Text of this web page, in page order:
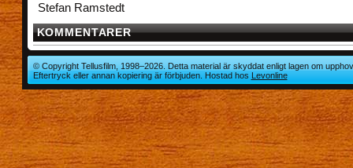
Stefan Ramstedt
KOMMENTARER
© Copyright Tellusfilm, 1998–2026. Detta material är skyddat enligt lagen om
Eftertryck eller annan kopiering är förbjuden. Hostad hosLevonline